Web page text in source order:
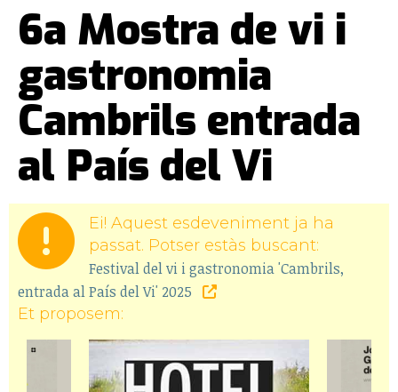
6a Mostra de vi i
gastronomia
Cambrils entrada
al País del Vi
Ei! Aquest esdeveniment ja ha
passat. Potser estàs buscant:
Festival del vi i gastronomia 'Cambrils,
entrada al País del Vi' 2025
Et proposem: